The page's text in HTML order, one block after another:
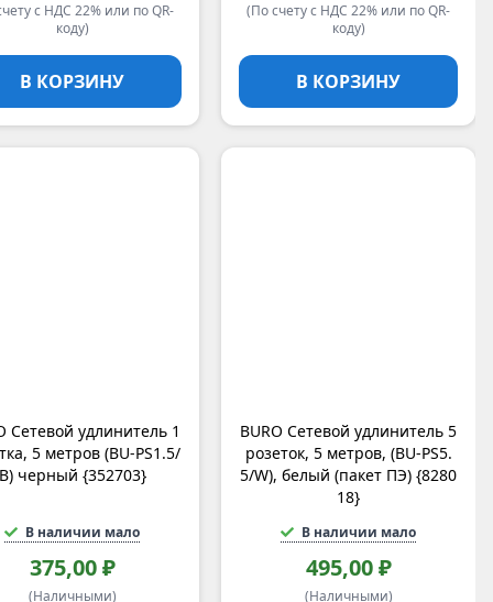
с НДС 22% или по QR-
коду)
В КОРЗИНУ
(По счету с НДС 22% или по QR-
коду)
В КОРЗИНУ
Сетевой удлинитель 1
5 метров (BU-PS1.5/
черный {352703}
В наличии мало
375,00 ₽
(Наличными)
BURO Сетевой удлинитель 5
розеток, 5 метров, (BU-PS5.
5/W), белый (пакет ПЭ) {8280
18}
В наличии мало
495,00 ₽
(Наличными)